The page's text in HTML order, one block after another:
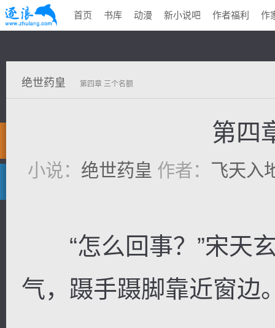
首页 书库 动漫 新小说吧 作者福利 作
绝世药皇 第四章 三个名额
第四
小说： 绝世药皇 作者： 飞天入
“怎么回事？”宋天玄
气，蹑手蹑脚靠近窗边